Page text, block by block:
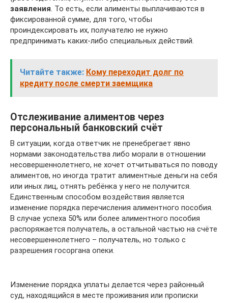
заявления. То есть, если алименты выплачиваются в
фиксированной сумме, для того, чтобы
проиндексировать их, получателю не нужно
предпринимать каких-либо специальных действий.
Читайте также: Кому переходит долг по
кредиту после смерти заемщика
Отслеживание алиментов через
персональный банковский счёт
В ситуации, когда ответчик не пренебрегает явно
нормами законодательства либо морали в отношении
несовершеннолетнего, не хочет отчитываться по поводу
алиментов, но иногда тратит алиментные деньги на себя
или иных лиц, отнять ребёнка у него не получится.
Единственным способом воздействия является
изменение порядка перечисления алиментного пособия.
В случае успеха 50% или более алиментного пособия
распоряжается получатель, а остальной частью на счёте
несовершеннолетнего – получатель, но только с
разрешения госоргана опеки.
Изменение порядка уплаты делается через районный
суд, находящийся в месте проживания или прописки